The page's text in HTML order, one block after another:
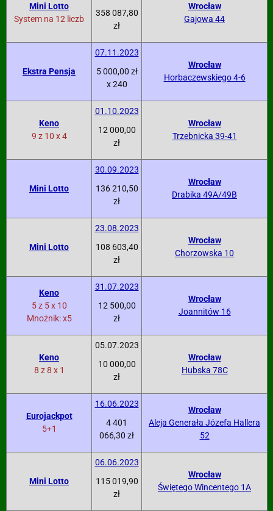
Mini Lotto
System na 12 liczb
358 087,80
zł
Wrocław
Gajowa 44
Ekstra Pensja
07.11.2023
5 000,00 zł
x 240
Wrocław
Horbaczewskiego 4-6
Keno
9 z 10 x 4
01.10.2023
12 000,00
zł
Wrocław
Trzebnicka 39-41
Mini Lotto
30.09.2023
136 210,50
zł
Wrocław
Drabika 49A/49B
Mini Lotto
23.08.2023
108 603,40
zł
Wrocław
Chorzowska 10
Keno
5 z 5 x 10
Mnożnik: x5
31.07.2023
12 500,00
zł
Wrocław
Joannitów 16
Keno
8 z 8 x 1
05.07.2023
10 000,00
zł
Wrocław
Hubska 78C
Eurojackpot
5+1
16.06.2023
4 401
066,30 zł
Wrocław
Aleja Generała Józefa Hallera
52
Mini Lotto
06.06.2023
115 019,90
zł
Wrocław
Świętego Wincentego 1A